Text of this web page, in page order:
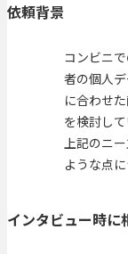
依頼背景
コンビニ
者の個人
に合わせ
を検討して
上記のニ
ような点
インタビュー時に